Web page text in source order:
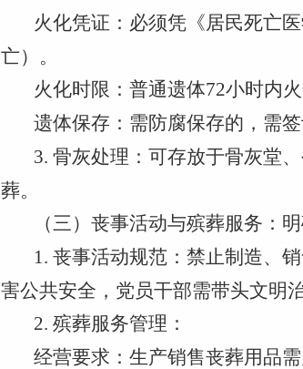
火化凭证：必须凭《居民死亡
亡）。
火化时限：普通遗体72小时内
遗体保存：需防腐保存的，需
3. 骨灰处理：可存放于骨灰堂
葬。
（三）丧事活动与殡葬服务：
1. 丧事活动规范：禁止制造、
害公共安全，党员干部需带头文明治
2. 殡葬服务管理：
经营要求：生产销售丧葬用品